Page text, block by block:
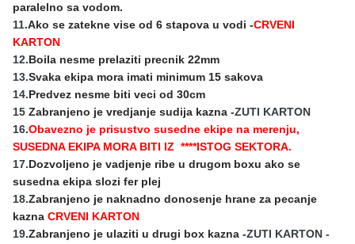
paralelno sa vodom.
11.Ako se zatekne vise od 6 stapova u vodi -CRVENI
KARTON
12.Boila nesme prelaziti precnik 22mm
13.Svaka ekipa mora imati minimum 15 sakova
14.Predvez nesme biti veci od 30cm
15 Zabranjeno je vredjanje sudija kazna -ZUTI KARTON
16.Obavezno je prisustvo susedne ekipe na merenju,
SUSEDNA EKIPA MORA BITI IZ ****ISTOG SEKTORA.
17.Dozvoljeno je vadjenje ribe u drugom boxu ako se
susedna ekipa slozi fer plej
18.Zabranjeno je naknadno donosenje hrane za pecanje
kazna CRVENI KARTON
19.Zabranjeno je ulaziti u drugi box kazna -ZUTI KARTON -